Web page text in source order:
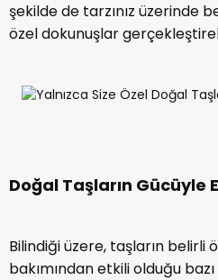
şekilde de tarzınız üzerinde
özel dokunuşlar
Doğal Taşların Gücüyle
Bilindiği üzere, taşların belirli
bakımından etkili olduğu